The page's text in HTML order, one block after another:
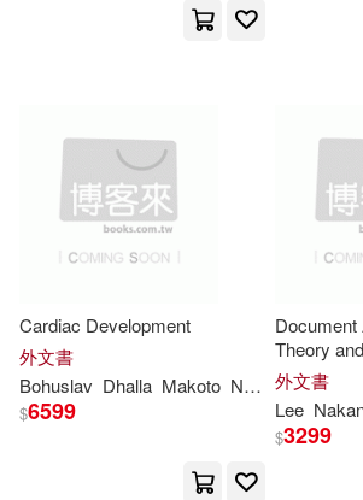
Cardiac Development
外文書
Bohuslav Dhalla Makoto Nagano
$6599
Theory
Workshop,
Japan,
外文書
Lee
$3299